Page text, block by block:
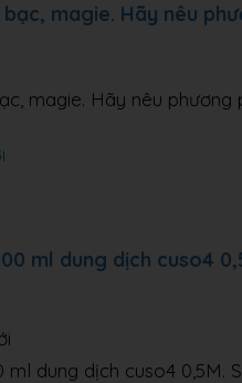
magie. Hãy nêu
magie. Hãy nêu
ml dung dịch cuso4
dung dịch cuso4 0,5M.